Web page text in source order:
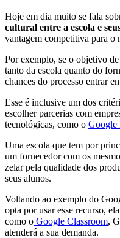
Hoje em dia muito se fala
cultural entre a escola e
vantagem competitiva para o
Por exemplo, se o objetivo
tanto da escola quanto do
chances do processo entrar
Esse é inclusive um dos
escolher parcerias com
tecnológicas, como o Google
Uma escola que tem por
um fornecedor com os
zelar pela qualidade dos
seus alunos.
Voltando ao exemplo do
opta por usar esse recurso,
como o Google Classroom,
atenderá a sua demanda.